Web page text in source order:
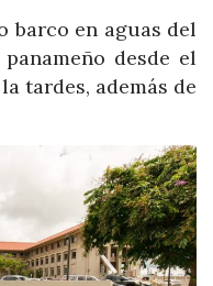
barco en aguas del
desde el
tardes, además de